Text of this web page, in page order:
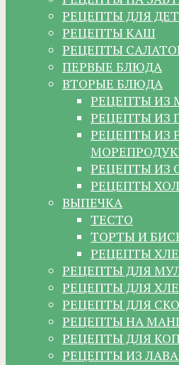
РЕЦЕПТЫ ДЛЯ
РЕЦЕПТЫ КАШ
РЕЦЕПТЫ
ПЕРВЫЕ БЛЮДА
ВТОРЫЕ БЛЮДА
РЕЦЕПТЫ ИЗ
РЕЦЕПТЫ ИЗ
РЕЦЕПТЫ ИЗ
РЕЦЕПТЫ ИЗ
РЕЦЕПТЫ
ВЫПЕЧКА
ТЕСТО
ТОРТЫ И
РЕЦЕПТЫ
РЕЦЕПТЫ ДЛЯ
РЕЦЕПТЫ ДЛЯ
РЕЦЕПТЫ ДЛЯ
РЕЦЕПТЫ НА
РЕЦЕПТЫ ДЛЯ
РЕЦЕПТЫ ИЗ